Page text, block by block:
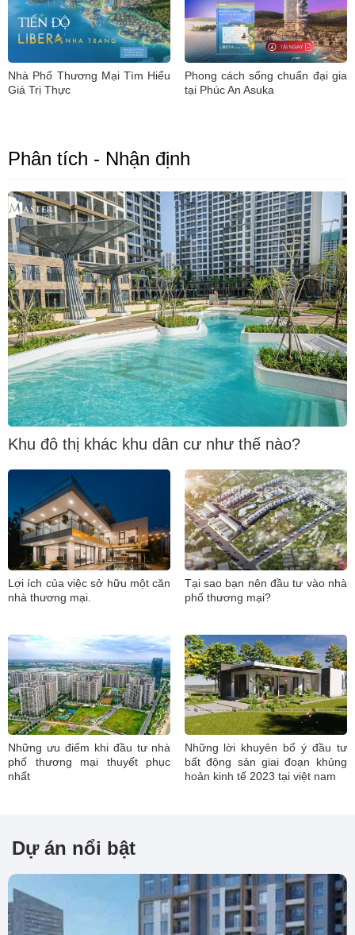
Nhà Phố Thương Mại Tìm Hiểu
Giá Trị Thực
Phong cách sống chuẩn đại gia
tại Phúc An Asuka
Phân tích - Nhận định
Khu đô thị khác khu dân cư như thế nào?
Lợi ích của việc sở hữu một căn
nhà thương mại.
Tại sao bạn nên đầu tư vào nhà
phố thương mại?
Những ưu điểm khi đầu tư nhà
phố thương mại thuyết phục
nhất
Những lời khuyên bổ ý đầu tư
bất động sản giai đoạn khủng
hoản kinh tế 2023 tại việt nam
Dự án nổi bật